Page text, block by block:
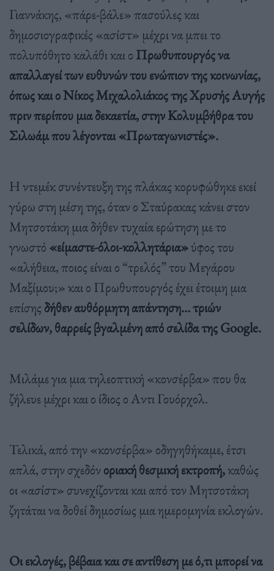
Γιαννάκης, «πάρε-βάλε» πασούλες και
δημοσιογραφικές «ασίστ» μέχρι να μπει το
πολυπόθητο καλάθι και ο Πρωθυπουργός να
απαλλαγεί των ευθυνών του ενώπιον της κοινωνίας,
όπως και ο Νίκος Μιχαλολιάκος της Χρυσής Αυγής
πριν περίπου μια δεκαετία, στην Κολυμβήθρα του
Σιλωάμ που λέγονται «Πρωταγωνιστές».
Η ντεμέκ συνέντευξη της πλάκας κορυφώθηκε εκεί
γύρω στη μέση της, όταν ο Σταύρακας κάνει στον
Μητσοτάκη μια δήθεν τυχαία ερώτηση με το
γνωστό «είμαστε-όλοι-κολλητάρια»ύφος του
«αλήθεια, ποιος είναι ο “τρελός” του Μεγάρου
Μαξίμου;» και ο Πρωθυπουργός έχει έτοιμη μια
επίσης δήθεν αυθόρμητη απάντηση… τριών
σελίδων, θαρρείς βγαλμένη από σελίδα της Google.
Μιλάμε για μια τηλεοπτική «κονσέρβα» που θα
ζήλευε μέχρι και ο ίδιος ο Αντι Γουόρχολ.
Τελικά, από την «κονσέρβα» οδηγηθήκαμε, έτσι
απλά, στην σχεδόν οριακή θεσμική εκτροπή,καθώς
οι «ασίστ» συνεχίζονται και από τον Μητσοτάκη
ζητάται να δοθεί δημοσίως μια ημερομηνία εκλογών.
Οι εκλογές, βέβαια και σε αντίθεση με ό,τι μπορεί να